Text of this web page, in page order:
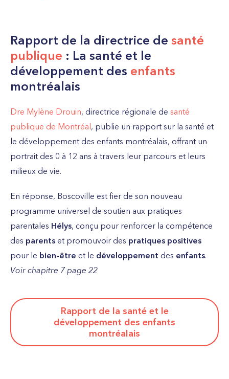
Rapport de la directrice de santé
publique : La santé et le
développement des enfants
montréalais
Dre Mylène Drouin, directrice régionale de santé
publique de Montréal, publie un rapport sur la santé et
le développement des enfants montréalais, offrant un
portrait des 0 à 12 ans à travers leur parcours et leurs
milieux de vie.
En réponse, Boscoville est fier de son nouveau
programme universel de soutien aux pratiques
parentales Hélys, conçu pour renforcer la compétence
des parents et promouvoir des pratiques positives
pour le bien-être et le développement des enfants.
Voir chapitre 7 page 22
Rapport de la santé et le
développement des enfants
montréalais